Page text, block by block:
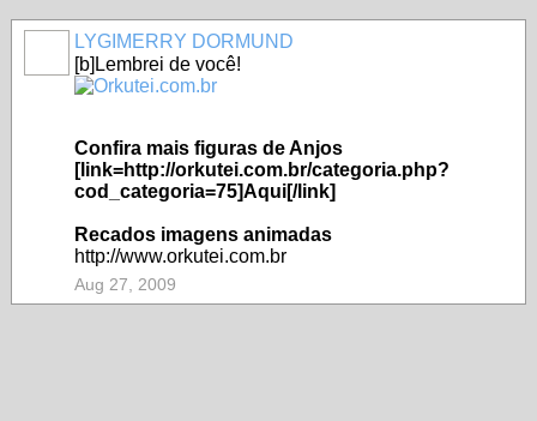
LYGIMERRY DORMUND
[b]Lembrei de você!
Confira mais figuras deAnjos
[link=http://orkutei.com.br/categoria.php?
cod_categoria=75]Aqui[/link]
Recados imagens animadas
http://www.orkutei.com.br
Aug 27, 2009